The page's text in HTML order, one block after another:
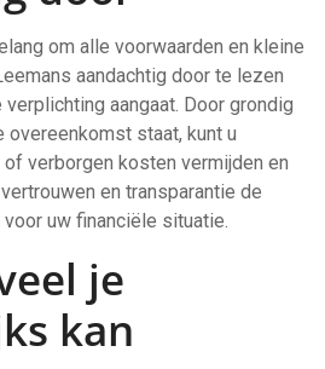
om alle voorwaarden en kleine
aandachtig door te lezen
aangaat. Door grondig
overeenkomst staat, kunt u
verborgen kosten vermijden en
en transparantie de
uw financiële situatie.
je
kan